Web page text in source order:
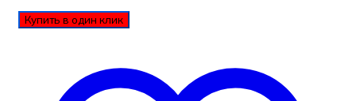
Купить в один клик